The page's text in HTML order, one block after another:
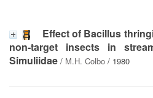
Effect of Bacillus
non-target insects in
Simuliidae / M.H. Colbo / 1980